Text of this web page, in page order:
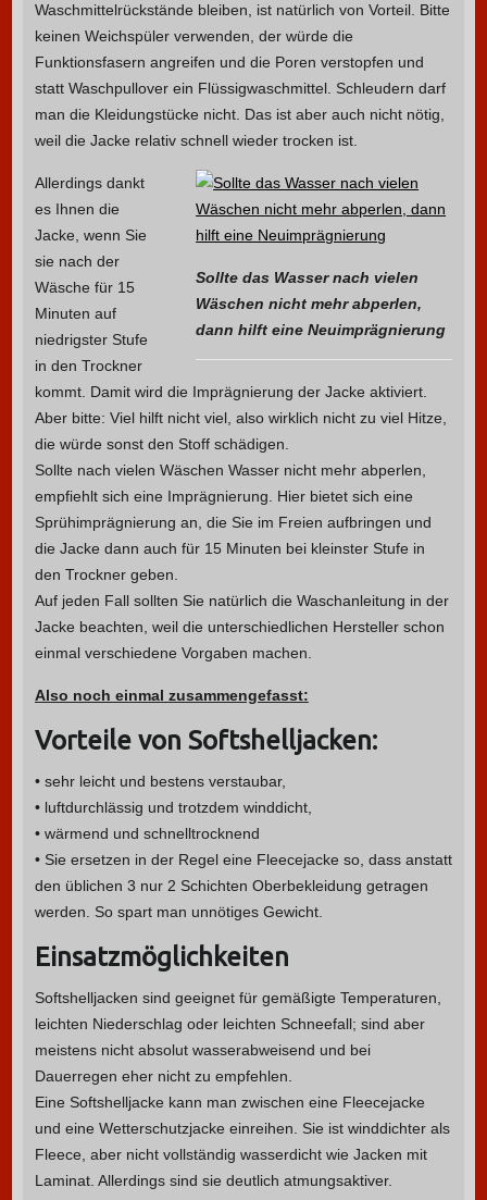
Waschmittelrückstände bleiben, ist natürlich von Vorteil. Bitte
keinen Weichspüler verwenden, der würde die
Funktionsfasern angreifen und die Poren verstopfen und
statt Waschpullover ein Flüssigwaschmittel. Schleudern darf
man die Kleidungstücke nicht. Das ist aber auch nicht nötig,
weil die Jacke relativ schnell wieder trocken ist.
Sollte das Wasser nach vielen
Wäschen nicht mehr abperlen,
dann hilft eine Neuimprägnierung
Allerdings dankt
es Ihnen die
Jacke, wenn Sie
sie nach der
Wäsche für 15
Minuten auf
niedrigster Stufe
in den Trockner
kommt. Damit wird die Imprägnierung der Jacke aktiviert.
Aber bitte: Viel hilft nicht viel, also wirklich nicht zu viel Hitze,
die würde sonst den Stoff schädigen.
Sollte nach vielen Wäschen Wasser nicht mehr abperlen,
empfiehlt sich eine Imprägnierung. Hier bietet sich eine
Sprühimprägnierung an, die Sie im Freien aufbringen und
die Jacke dann auch für 15 Minuten bei kleinster Stufe in
den Trockner geben.
Auf jeden Fall sollten Sie natürlich die Waschanleitung in der
Jacke beachten, weil die unterschiedlichen Hersteller schon
einmal verschiedene Vorgaben machen.
Also noch einmal zusammengefasst:
Vorteile von Softshelljacken:
• sehr leicht und bestens verstaubar,
• luftdurchlässig und trotzdem winddicht,
• wärmend und schnelltrocknend
• Sie ersetzen in der Regel eine Fleecejacke so, dass anstatt
den üblichen 3 nur 2 Schichten Oberbekleidung getragen
werden. So spart man unnötiges Gewicht.
Einsatzmöglichkeiten
Softshelljacken sind geeignet für gemäßigte Temperaturen,
leichten Niederschlag oder leichten Schneefall; sind aber
meistens nicht absolut wasserabweisend und bei
Dauerregen eher nicht zu empfehlen.
Eine Softshelljacke kann man zwischen eine Fleecejacke
und eine Wetterschutzjacke einreihen. Sie ist winddichter als
Fleece, aber nicht vollständig wasserdicht wie Jacken mit
Laminat. Allerdings sind sie deutlich atmungsaktiver.